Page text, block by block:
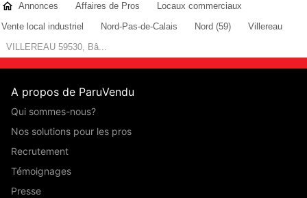
Annonces Affaires de Pros
Locaux commerciaux
Vente local industriel
Nord-Pas-de-Calais Nord (59)
Villereau
VILLEREAU 59530, Bâ...
A propos de ParuVendu
Qui sommes-nous?
Nos solutions pour les pros
Recrutement
Témoignages
Presse